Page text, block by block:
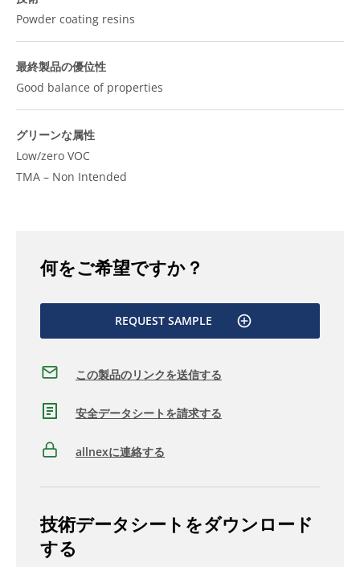
Powder coating resins
最終製品の優位性
Good balance of properties
グリーンな属性
Low/zero VOC
TMA – Non Intended
何をご希望ですか？
REQUEST SAMPLE
この製品のリンクを送信する
安全データシートを請求する
allnexに連絡する
技術データシートをダウンロード
する